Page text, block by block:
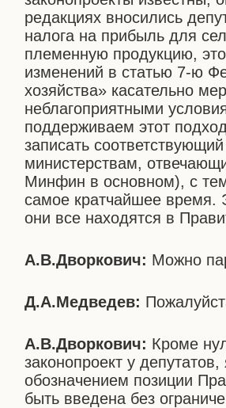
редакциях вносились
налога на прибыль для
племенную продукцию,
изменений в статью 7-ю
хозяйства» касательно
неблагоприятными
поддерживаем этот
записать
министерствам,
Минфин в основном), с
самое кратчайшее время.
они все находятся в
А.В.Дворкович: Можно
Д.А.Медведев:
А.В.Дворкович: Кроме
законопроект у
обозначением позиции
быть введена без